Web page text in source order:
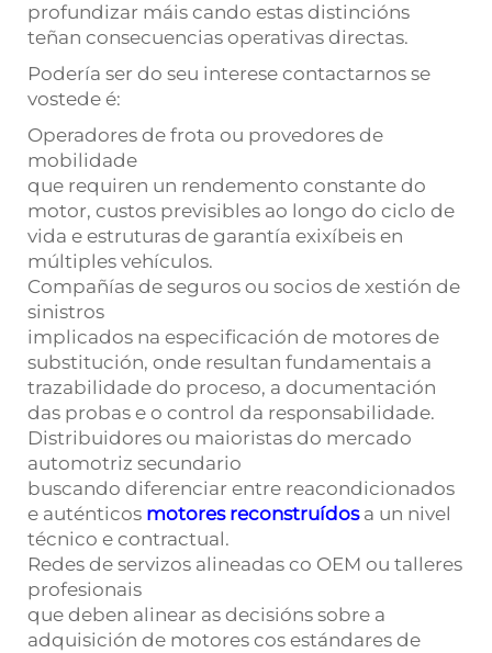
profundizar máis cando estas distincións
teñan consecuencias operativas directas.
Podería ser do seu interese contactarnos se
vostede é:
Operadores de frota ou provedores de
mobilidade
que requiren un rendemento constante do
motor, custos previsibles ao longo do ciclo de
vida e estruturas de garantía exixíbeis en
múltiples vehículos.
Compañías de seguros ou socios de xestión de
sinistros
implicados na especificación de motores de
substitución, onde resultan fundamentais a
trazabilidade do proceso, a documentación
das probas e o control da responsabilidade.
Distribuidores ou maioristas do mercado
automotriz secundario
buscando diferenciar entre reacondicionados
e auténticos motores reconstruídos a un nivel
técnico e contractual.
Redes de servizos alineadas co OEM ou talleres
profesionais
que deben alinear as decisións sobre a
adquisición de motores cos estándares de